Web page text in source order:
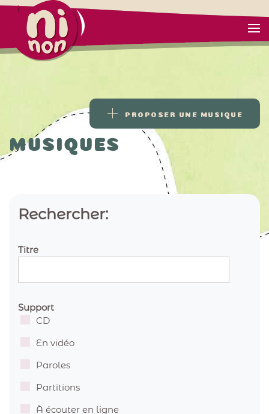
PROPOSER UNE MUSIQUE
MUSIQUES
Rechercher:
Titre
Support
CD
En vidéo
Paroles
Partitions
À écouter en ligne